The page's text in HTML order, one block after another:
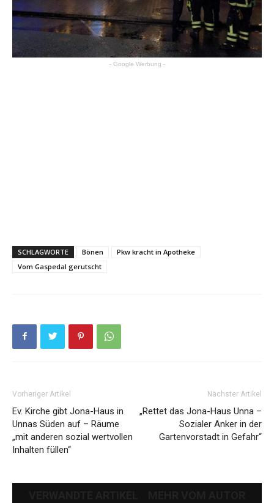
- Google Werbung -
SCHLAGWORTE Bönen
Pkw kracht in Apotheke
Vom Gaspedal gerutscht
Vorheriger Artikel
Ev. Kirche gibt Jona-Haus in
Unnas Süden auf – Räume
„mit anderen sozial wertvollen
Inhalten füllen“
Nächster Artikel
„Rettet das Jona-Haus Unna –
Sozialer Anker in der
Gartenvorstadt in Gefahr“